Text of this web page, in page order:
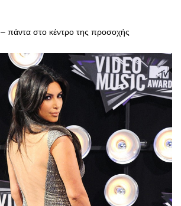
– πάντα στο κέντρο της προσοχής